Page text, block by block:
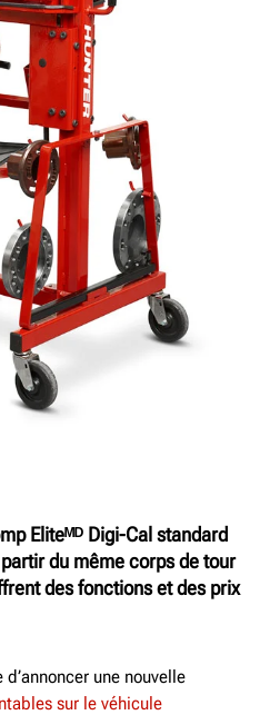
Eliteᴹᴰ Digi-Cal standard
du même corps de tour
des fonctions et des prix
une nouvelle
sur le véhicule